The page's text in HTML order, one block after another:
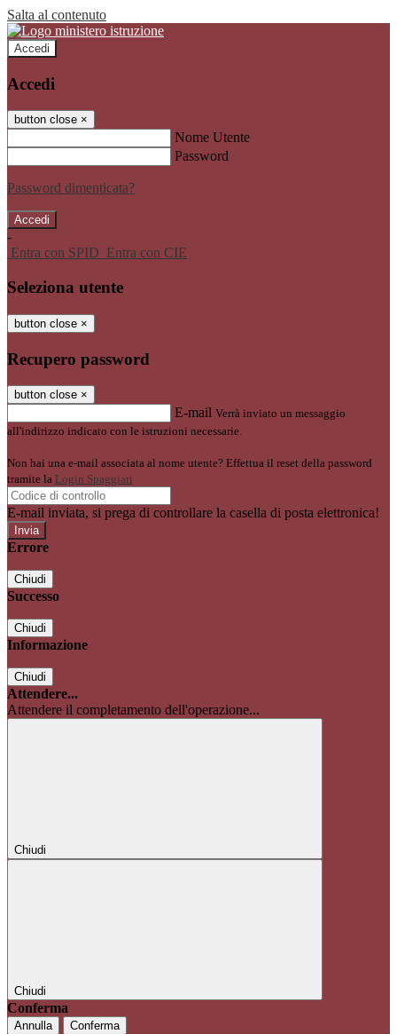
Salta al contenuto
Accedi
Accedi
button close ×
Nome Utente
Password
Password dimenticata?
-
Entra con SPID Entra con CIE
Seleziona utente
button close ×
Recupero password
button close ×
E-mail Verrà inviato un messaggio
all'indirizzo indicato con le istruzioni necessarie.
Non hai una e-mail associata al nome utente? Effettua il reset della password
tramite la Login Spaggiari
E-mail inviata, si prega di controllare la casella di posta elettronica!
Errore
Chiudi
Successo
Chiudi
Informazione
Chiudi
Attendere...
Attendere il completamento dell'operazione...
Chiudi
Chiudi
Conferma
Annulla Conferma